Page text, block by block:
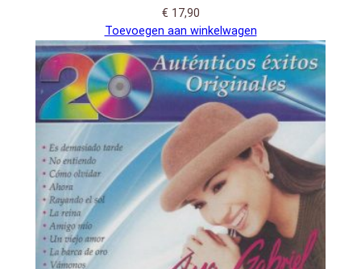
€ 17,90
Toevoegen aan winkelwagen